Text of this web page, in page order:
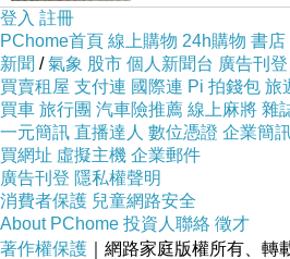
登入 註冊
PChome首頁 線上購物 24h購物 書店
新聞 /氣象 股市 個人新聞台 廣告刊登
買賣租屋 支付連 國際連 Pi 拍錢包 旅
買車 旅行團 汽車險推薦 線上麻將 雜
一元簡訊 直播達人 數位憑證 企業簡
買網址 虛擬主機 企業郵件
廣告刊登 隱私權聲明
消費者保護 兒童網路安全
About PChome 投資人聯絡 徵才
著作權保護 ｜網路家庭版權所有、轉